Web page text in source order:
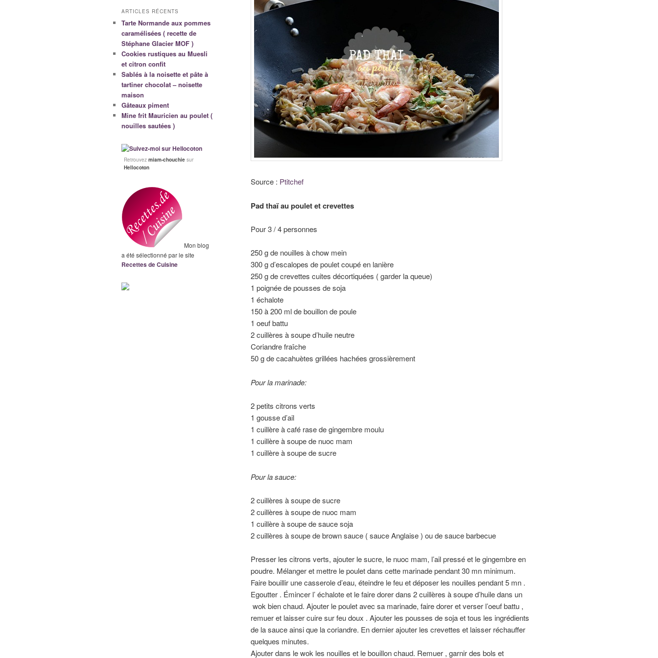
Source : Ptitchef
Pad thaï au poulet et crevettes
Pour 3 / 4 personnes
250 g de nouilles à chow mein
300 g d’escalopes de poulet coupé en lanière
250 g de crevettes cuites décortiquées ( garder la queue)
1 poignée de pousses de soja
1 échalote
150 à 200 ml de bouillon de poule
1 oeuf battu
2 cuillères à soupe d’huile neutre
Coriandre fraîche
50 g de cacahuètes grillées hachées grossièrement
Pour la marinade:
2 petits citrons verts
1 gousse d’ail
1 cuillère à café rase de gingembre moulu
1 cuillère à soupe de nuoc mam
1 cuillère à soupe de sucre
Pour la sauce:
2 cuillères à soupe de sucre
2 cuillères à soupe de nuoc mam
1 cuillère à soupe de sauce soja
2 cuillères à soupe de brown sauce ( sauce Anglaise ) ou de sauce barbecue
Presser les citrons verts, ajouter le sucre, le nuoc mam, l’ail pressé et le gingembre en
poudre. Mélanger et mettre le poulet dans cette marinade pendant 30 mn minimum.
Faire bouillir une casserole d’eau, éteindre le feu et déposer les nouilles pendant 5 mn .
Egoutter . Émincer l’ échalote et le faire dorer dans 2 cuillères à soupe d’huile dans un
wok bien chaud. Ajouter le poulet avec sa marinade, faire dorer et verser l’oeuf battu ,
remuer et laisser cuire sur feu doux . Ajouter les pousses de soja et tous les ingrédients
de la sauce ainsi que la coriandre. En dernier ajouter les crevettes et laisser réchauffer
quelques minutes.
Ajouter dans le wok les nouilles et le bouillon chaud. Remuer , garnir des bols et
ARTICLES RÉCENTS
Tarte Normande aux pommes
caramélisées ( recette de
Stéphane Glacier MOF )
Cookies rustiques au Muesli
et citron confit
Sablés à la noisette et pâte à
tartiner chocolat – noisette
maison
Gâteaux piment
Mine frit Mauricien au poulet (
nouilles sautées )
Retrouvez miam-chouchie sur
Hellocoton
Mon blog
a été sélectionné par le site
Recettes de Cuisine